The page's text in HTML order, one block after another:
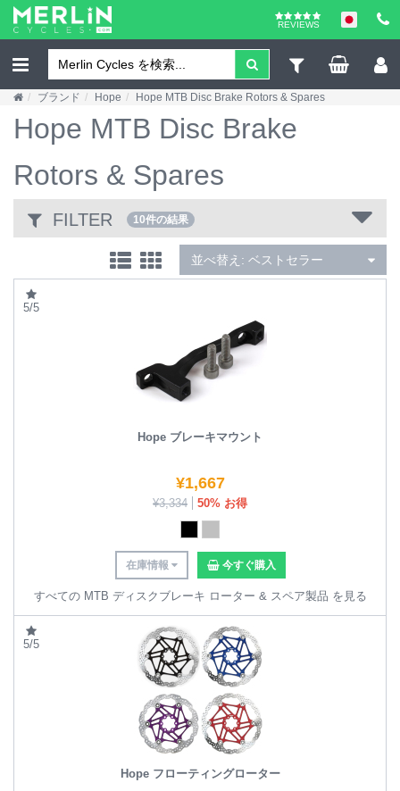
REVIEWS
ブランド Hope Hope MTB Disc Brake Rotors & Spares
Hope MTB Disc Brake
Rotors & Spares
FILTER 10件の結果
並べ替え: ベストセラー
5/5
Hope ブレーキマウント
¥1,667
¥3,334 50% お得
在庫情報 今すぐ購入
すべての MTB ディスクブレーキ ローター & スペア製品 を見る
5/5
Hope フローティングローター